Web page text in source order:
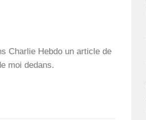
Char­lie Heb­do un article de
moi dedans.